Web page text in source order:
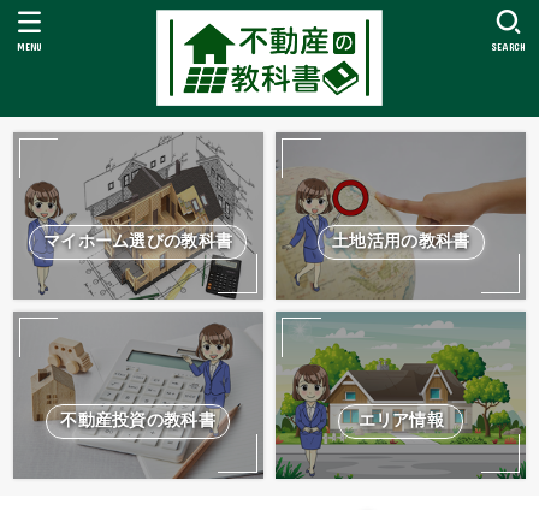
SEARCH
MENU
マイホーム選びの教科書 土地活用の教科書
不動産投資の教科書 エリア情報